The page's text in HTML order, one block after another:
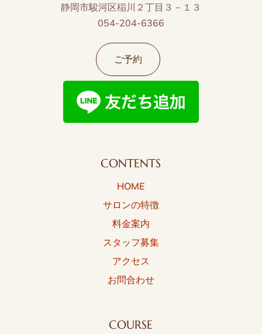
静岡市駿河区稲川２丁目３－１３
054-204-6366
ご予約
CONTENTS
HOME
サロンの特徴
料金案内
スタッフ募集
アクセス
お問合わせ
COURSE